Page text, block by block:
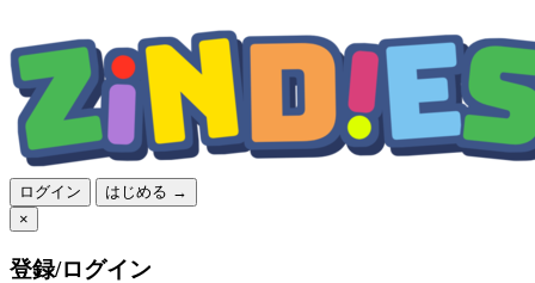
ログイン
はじめる →
×
登録/ログイン